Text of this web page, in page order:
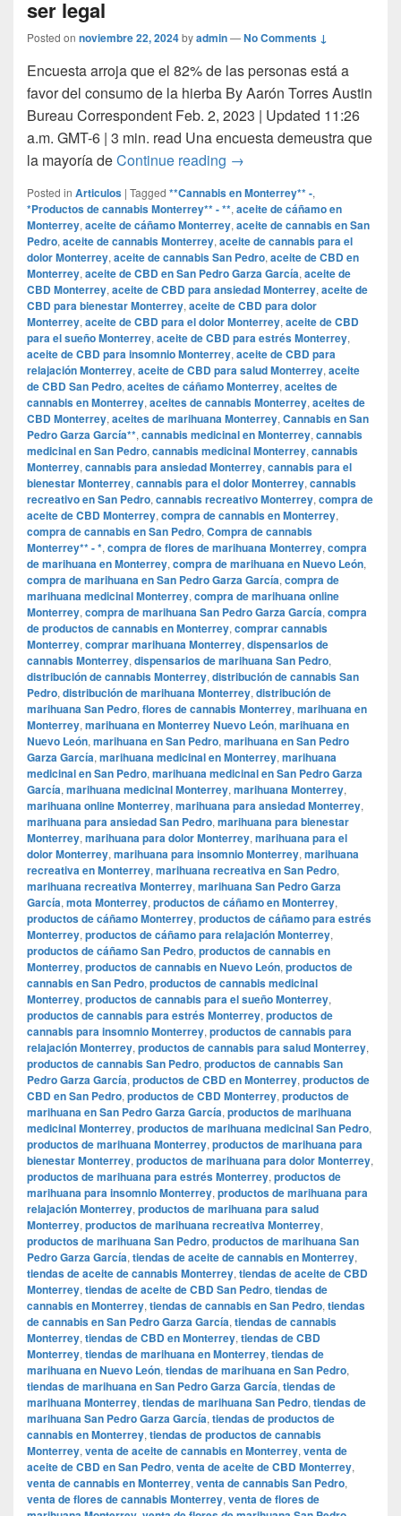
ser legal
Posted on noviembre 22, 2024byadmin—No Comments ↓
Encuesta arroja que el 82% de las personas está a
favor del consumo de la hierba By Aarón Torres Austin
Bureau Correspondent Feb. 2, 2023 | Updated 11:26
a.m. GMT-6 | 3 min. read Una encuesta demeustra que
la mayoría deContinue reading Mayoría de los texanos
→
Posted in Articulos | Tagged **Cannabis en Monterrey** -,
*Productos de cannabis Monterrey** - **, aceite de cáñamo en
Monterrey, aceite de cáñamo Monterrey, aceite de cannabis en San
Pedro, aceite de cannabis Monterrey, aceite de cannabis para el
dolor Monterrey, aceite de cannabis San Pedro, aceite de CBD en
Monterrey, aceite de CBD en San Pedro Garza García, aceite de
CBD Monterrey, aceite de CBD para ansiedad Monterrey, aceite de
CBD para bienestar Monterrey, aceite de CBD para dolor
Monterrey, aceite de CBD para el dolor Monterrey, aceite de CBD
para el sueño Monterrey, aceite de CBD para estrés Monterrey,
aceite de CBD para insomnio Monterrey, aceite de CBD para
relajación Monterrey, aceite de CBD para salud Monterrey, aceite
de CBD San Pedro, aceites de cáñamo Monterrey, aceites de
cannabis en Monterrey, aceites de cannabis Monterrey, aceites de
CBD Monterrey, aceites de marihuana Monterrey, Cannabis en San
Pedro Garza García**, cannabis medicinal en Monterrey, cannabis
medicinal en San Pedro, cannabis medicinal Monterrey, cannabis
Monterrey, cannabis para ansiedad Monterrey, cannabis para el
bienestar Monterrey, cannabis para el dolor Monterrey, cannabis
recreativo en San Pedro, cannabis recreativo Monterrey, compra de
aceite de CBD Monterrey, compra de cannabis en Monterrey,
compra de cannabis en San Pedro, Compra de cannabis
Monterrey** - *, compra de flores de marihuana Monterrey, compra
de marihuana en Monterrey, compra de marihuana en Nuevo León,
compra de marihuana en San Pedro Garza García, compra de
marihuana medicinal Monterrey, compra de marihuana online
Monterrey, compra de marihuana San Pedro Garza García, compra
de productos de cannabis en Monterrey, comprar cannabis
Monterrey, comprar marihuana Monterrey, dispensarios de
cannabis Monterrey, dispensarios de marihuana San Pedro,
distribución de cannabis Monterrey, distribución de cannabis San
Pedro, distribución de marihuana Monterrey, distribución de
marihuana San Pedro, flores de cannabis Monterrey, marihuana en
Monterrey, marihuana en Monterrey Nuevo León, marihuana en
Nuevo León, marihuana en San Pedro, marihuana en San Pedro
Garza García, marihuana medicinal en Monterrey, marihuana
medicinal en San Pedro, marihuana medicinal en San Pedro Garza
García, marihuana medicinal Monterrey, marihuana Monterrey,
marihuana online Monterrey, marihuana para ansiedad Monterrey,
marihuana para ansiedad San Pedro, marihuana para bienestar
Monterrey, marihuana para dolor Monterrey, marihuana para el
dolor Monterrey, marihuana para insomnio Monterrey, marihuana
recreativa en Monterrey, marihuana recreativa en San Pedro,
marihuana recreativa Monterrey, marihuana San Pedro Garza
García, mota Monterrey, productos de cáñamo en Monterrey,
productos de cáñamo Monterrey, productos de cáñamo para estrés
Monterrey, productos de cáñamo para relajación Monterrey,
productos de cáñamo San Pedro, productos de cannabis en
Monterrey, productos de cannabis en Nuevo León, productos de
cannabis en San Pedro, productos de cannabis medicinal
Monterrey, productos de cannabis para el sueño Monterrey,
productos de cannabis para estrés Monterrey, productos de
cannabis para insomnio Monterrey, productos de cannabis para
relajación Monterrey, productos de cannabis para salud Monterrey,
productos de cannabis San Pedro, productos de cannabis San
Pedro Garza García, productos de CBD en Monterrey, productos de
CBD en San Pedro, productos de CBD Monterrey, productos de
marihuana en San Pedro Garza García, productos de marihuana
medicinal Monterrey, productos de marihuana medicinal San Pedro,
productos de marihuana Monterrey, productos de marihuana para
bienestar Monterrey, productos de marihuana para dolor Monterrey,
productos de marihuana para estrés Monterrey, productos de
marihuana para insomnio Monterrey, productos de marihuana para
relajación Monterrey, productos de marihuana para salud
Monterrey, productos de marihuana recreativa Monterrey,
productos de marihuana San Pedro, productos de marihuana San
Pedro Garza García, tiendas de aceite de cannabis en Monterrey,
tiendas de aceite de cannabis Monterrey, tiendas de aceite de CBD
Monterrey, tiendas de aceite de CBD San Pedro, tiendas de
cannabis en Monterrey, tiendas de cannabis en San Pedro, tiendas
de cannabis en San Pedro Garza García, tiendas de cannabis
Monterrey, tiendas de CBD en Monterrey, tiendas de CBD
Monterrey, tiendas de marihuana en Monterrey, tiendas de
marihuana en Nuevo León, tiendas de marihuana en San Pedro,
tiendas de marihuana en San Pedro Garza García, tiendas de
marihuana Monterrey, tiendas de marihuana San Pedro, tiendas de
marihuana San Pedro Garza García, tiendas de productos de
cannabis en Monterrey, tiendas de productos de cannabis
Monterrey, venta de aceite de cannabis en Monterrey, venta de
aceite de CBD en San Pedro, venta de aceite de CBD Monterrey,
venta de cannabis en Monterrey, venta de cannabis San Pedro,
venta de flores de cannabis Monterrey, venta de flores de